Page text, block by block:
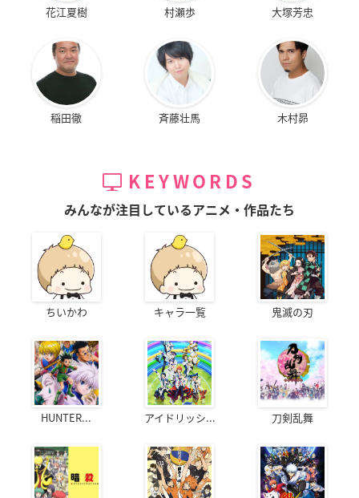
花江夏樹 村瀬歩 大塚芳忠
稲田徹 斉藤壮馬 木村昴
KEYWORDS
みんなが注目しているアニメ・作品たち
ちいかわ キャラ一覧 鬼滅の刃
HUNTER... アイドリッシ... 刀剣乱舞